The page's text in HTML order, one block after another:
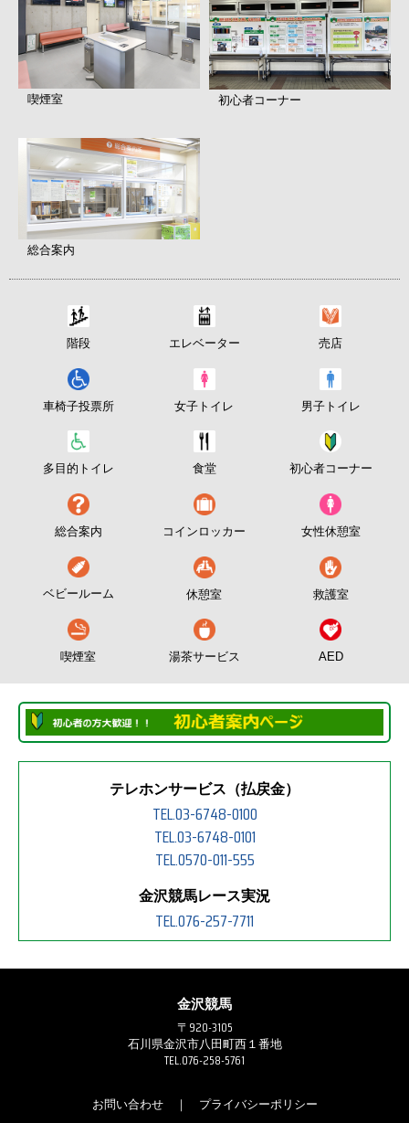
喫煙室 初心者コーナー
総合案内
階段 エレベーター 売店
車椅子投票所 女子トイレ 男子トイレ
多目的トイレ 食堂 初心者コーナー
総合案内 コインロッカー 女性休憩室
ベビールーム 休憩室 救護室
喫煙室 湯茶サービス AED
テレホンサービス（払戻金）
TEL.03-6748-0100
TEL.03-6748-0101
TEL.0570-011-555
金沢競馬レース実況
TEL.076-257-7711
金沢競馬
〒920-3105
石川県金沢市八田町西１番地
TEL.076-258-5761
お問い合わせ｜ プライバシーポリシー